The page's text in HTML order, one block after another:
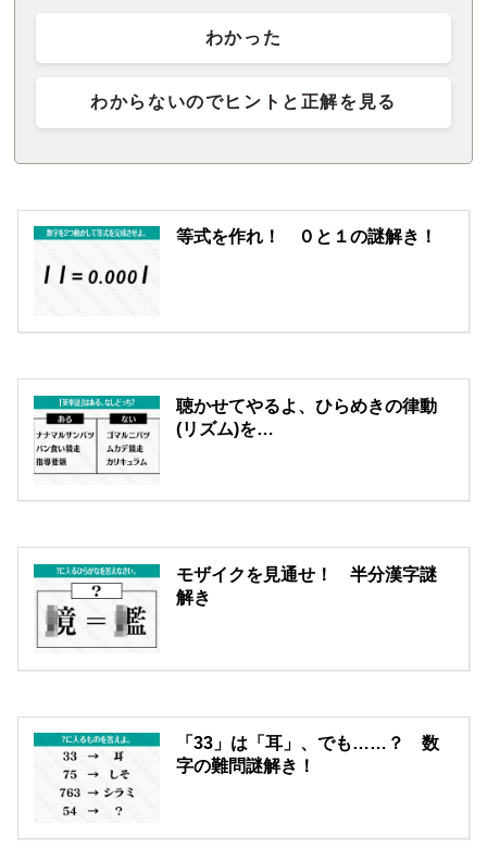
わかった
わからないのでヒントと正解を見る
等式を作れ！ ０と１の謎解き！
聴かせてやるよ、ひらめきの律動
(リズム)を…
モザイクを見通せ！ 半分漢字謎
解き
「33」は「耳」、でも……？ 数
字の難問謎解き！